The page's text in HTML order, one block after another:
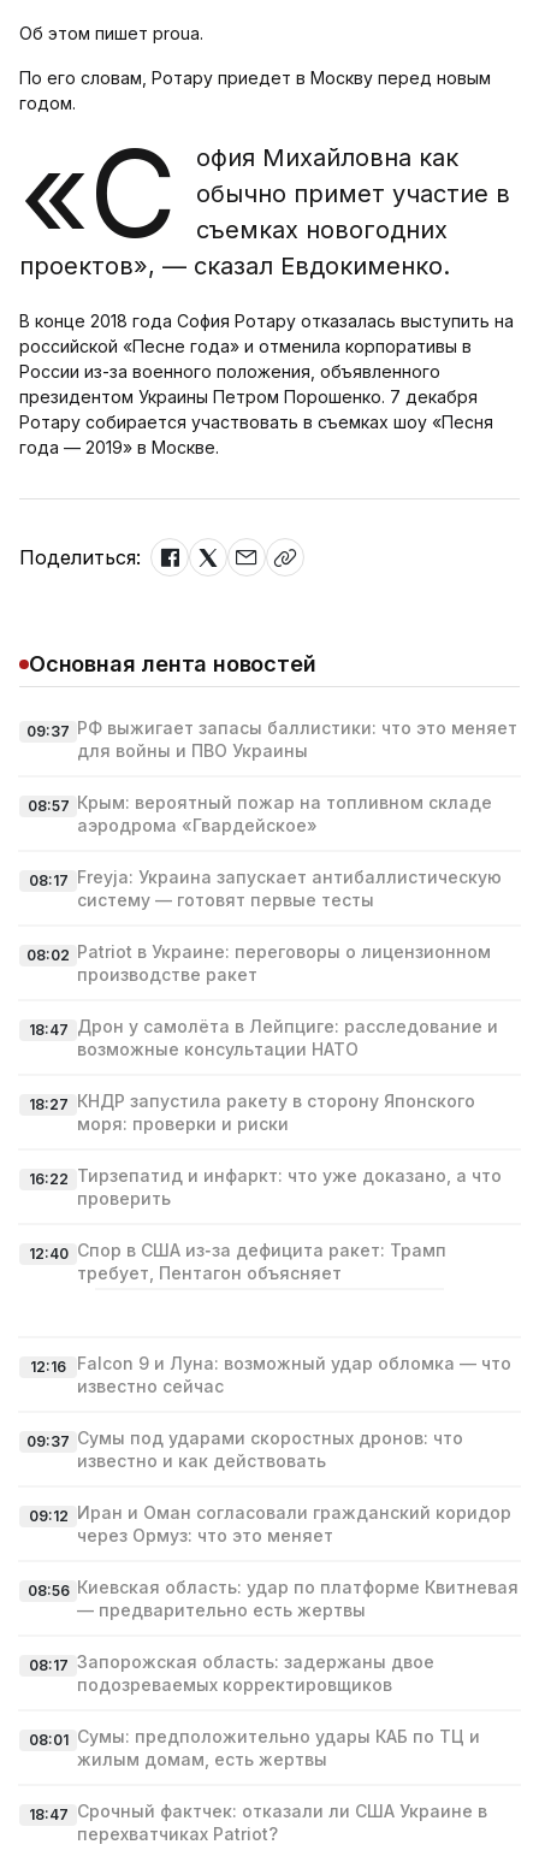
Об этом пишет proua.
По его словам, Ротару приедет в Москву перед новым
годом.
«С
офия Михайловна как
обычно примет участие в
съемках новогодних
проектов», — сказал Евдокименко.
В конце 2018 года София Ротару отказалась выступить на
российской «Песне года» и отменила корпоративы в
России из-за военного положения, объявленного
президентом Украины Петром Порошенко. 7 декабря
Ротару собирается участвовать в съемках шоу «Песня
года — 2019» в Москве.
Поделиться:
Основная лента новостей
09:37 РФ выжигает запасы баллистики: что это меняет
для войны и ПВО Украины
08:57 Крым: вероятный пожар на топливном складе
аэродрома «Гвардейское»
08:17 Freyja: Украина запускает антибаллистическую
систему — готовят первые тесты
08:02 Patriot в Украине: переговоры о лицензионном
производстве ракет
18:47 Дрон у самолёта в Лейпциге: расследование и
возможные консультации НАТО
18:27 КНДР запустила ракету в сторону Японского
моря: проверки и риски
16:22 Тирзепатид и инфаркт: что уже доказано, а что
проверить
12:40 Спор в США из‑за дефицита ракет: Трамп
требует, Пентагон объясняет
12:16
Falcon 9 и Луна: возможный удар обломка — что
известно сейчас
09:37 Сумы под ударами скоростных дронов: что
известно и как действовать
09:12 Иран и Оман согласовали гражданский коридор
через Ормуз: что это меняет
08:56 Киевская область: удар по платформе Квитневая
— предварительно есть жертвы
08:17 Запорожская область: задержаны двое
подозреваемых корректировщиков
08:01 Сумы: предположительно удары КАБ по ТЦ и
жилым домам, есть жертвы
18:47 Срочный фактчек: отказали ли США Украине в
перехватчиках Patriot?